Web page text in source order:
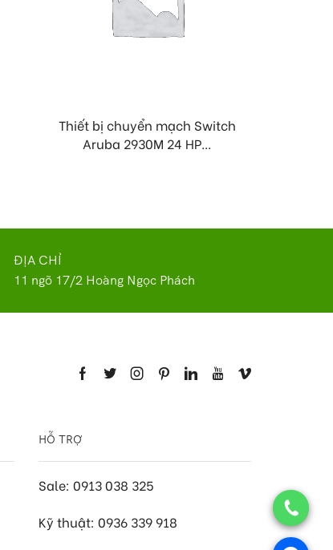
Thiết bị chuyển mạch Switch
Aruba 2930M 24 HP...
ĐỊA CHỈ
11 ngõ 17/2 Hoàng Ngọc Phách
HỖ TRỢ
Sale: 0913 038 325
Kỹ thuật: 0936 339 918